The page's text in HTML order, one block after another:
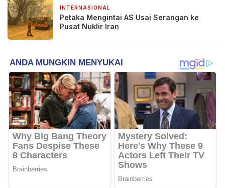
INTERNASIONAL
Petaka Mengintai AS Usai Serangan ke
Pusat Nuklir Iran